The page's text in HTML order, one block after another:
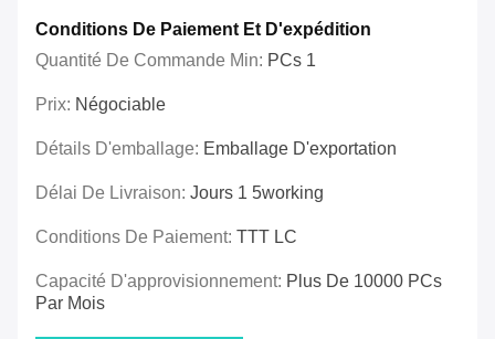
Conditions De Paiement Et D'expédition
Quantité De Commande Min: PCs 1
Prix: Négociable
Détails D'emballage: Emballage D'exportation
Délai De Livraison: Jours 1 5working
Conditions De Paiement: TTT LC
Capacité D'approvisionnement: Plus De 10000 PCs
Par Mois